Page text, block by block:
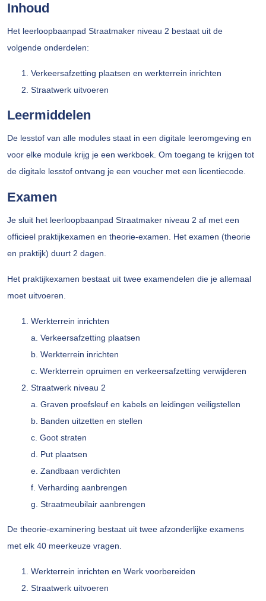
Inhoud
Het leerloopbaanpad Straatmaker niveau 2 bestaat uit de
volgende onderdelen:
Verkeersafzetting plaatsen en werkterrein inrichten
Straatwerk uitvoeren
Leermiddelen
De lesstof van alle modules staat in een digitale leeromgeving en
voor elke module krijg je een werkboek. Om toegang te krijgen tot
de digitale lesstof ontvang je een voucher met een licentiecode.
Examen
Je sluit het leerloopbaanpad Straatmaker niveau 2 af met een
officieel praktijkexamen en theorie-examen. Het examen (theorie
en praktijk) duurt 2 dagen.
Het praktijkexamen bestaat uit twee examendelen die je allemaal
moet uitvoeren.
Werkterrein inrichten
a. Verkeersafzetting plaatsen
b. Werkterrein inrichten
c. Werkterrein opruimen en verkeersafzetting verwijderen
Straatwerk niveau 2
a. Graven proefsleuf en kabels en leidingen veiligstellen
b. Banden uitzetten en stellen
c. Goot straten
d. Put plaatsen
e. Zandbaan verdichten
f. Verharding aanbrengen
g. Straatmeubilair aanbrengen
De theorie-examinering bestaat uit twee afzonderlijke examens
met elk 40 meerkeuze vragen.
Werkterrein inrichten en Werk voorbereiden
Straatwerk uitvoeren